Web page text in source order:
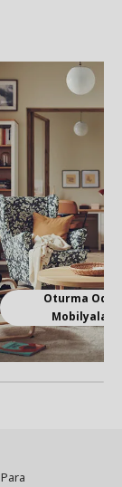
Oturma
Mobilyaları